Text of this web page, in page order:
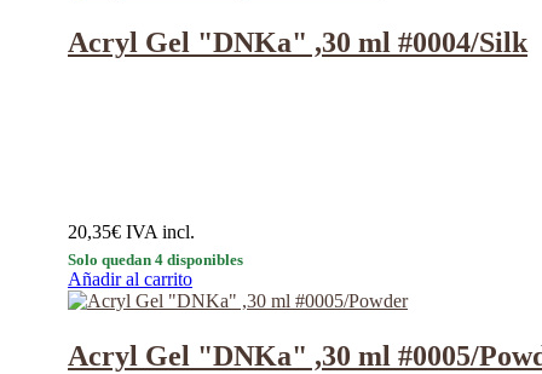
Acryl Gel "DNKa" ,30 ml #0004/Silk
20,35€ IVA incl.
Solo quedan 4 disponibles
Añadir al carrito
Acryl Gel "DNKa" ,30 ml #0005/